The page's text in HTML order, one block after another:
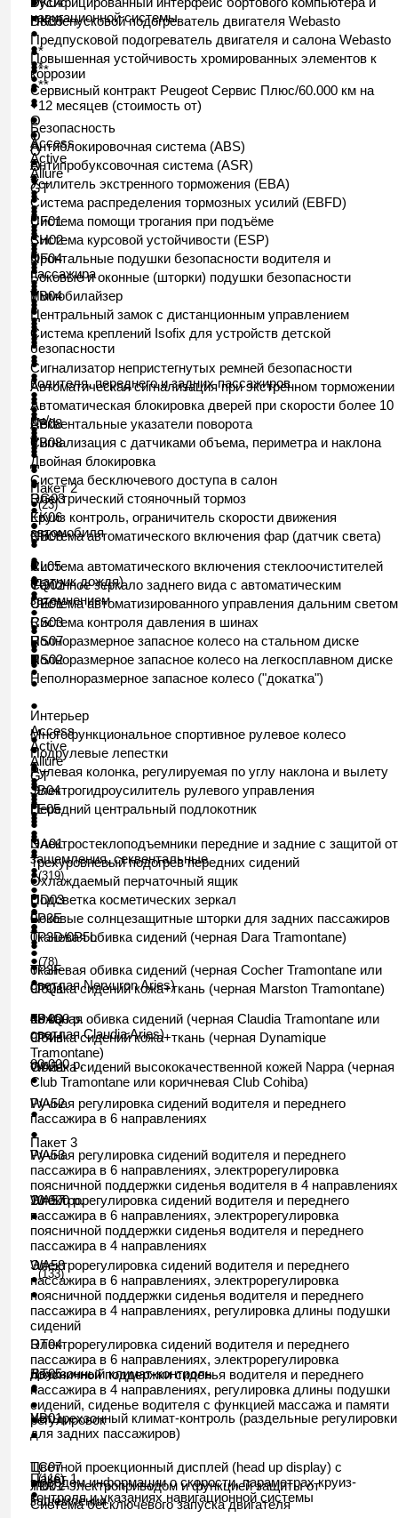
●
навигационной системы
●
●
●
●
Послепусковой подогреватель двигателя Webasto
●*
●*
DK09
Предпусковой подогреватель двигателя и салона Webasto
●**
●**
●
Повышенная устойчивость хромированных элементов к
коррозии
●
●
●
●
Сервисный контракт Peugeot Сервис Плюс/60.000 км на
+12 месяцев (стоимость от)
O
O
O
O
Безопасность
Access
Active
Allure
GT
Aнтиблокировочная система (ABS)
●
●
●
●
Антипробуксовочная система (ASR)
●
●
●
●
Усилитель экстренного торможения (EBA)
●
●
●
●
Система распределения тормозных усилий (EBFD)
●
●
●
●
Система помощи трогания при подъёме
●
●
●
●
UF01
Система курсовой устойчивости (ESP)
●
●
●
●
SH02
Фронтальные подушки безопасности водителя и
пассажира
●
●
●
●
NF04
Боковые и оконные (шторки) подушки безопасности
●
●
●
●
Иммобилайзер
●
●
●
●
VB04
Центральный замок с дистанционным управлением
●
●
●
●
Система креплений Isofix для устройств детской
безопасности
●
●
●
●
Сигнализатор непристегнутых ремней безопасности
водителя, переднего и задних пассажиров
●
●
●
●
Автоматическая сигнализация при экстренном торможении
●
●
●
●
Автоматическая блокировка дверей при скорости более 10
км/ч
●
●
●
●
Секвентальные указатели поворота
●
●
●
●
AB08
Сигнализация с датчиками объема, периметра и наклона
Пакет 2
●
VB08
Двойная блокировка
●(23)
●
Система бесключевого доступа в салон
●
●
Электрический стояночный тормоз
●
●
RG03
Круиз контроль, ограничитель скорости движения
автомобиля
●
●
●
EK06
Система автоматического включения фар (датчик света)
●
●
●
NB08
Система автоматического включения стеклоочистителей
(датчик дождя)
●
●
●
RL05
Салонное зеркало заднего вида с автоматическим
затемнением
●
●
●
YQ02
Система автоматизированного управления дальним светом
●
●
UE01
Система контроля давления в шинах
●
RS03
Полноразмерное запасное колесо на стальном диске
●
●
RS07
Полноразмерное запасное колесо на легкосплавном диске
●
RS02
Неполноразмерное запасное колесо ("докатка")
●
Интерьер
Access
Active
Allure
GT
Многофункциональное спортивное рулевое колесо
●
●
●
●
Подрулевые лепестки
●
●
●
●
Рулевая колонка, регулируемая по углу наклона и вылету
●
●
●
●
Электрогидроусилитель рулевого управления
●
●
●
●
JB04
Передний центральный подлокотник
●
●
●
●
LE05
Электростеклоподъемники передние и задние с защитой от
защемления, секвентальные
●
●
●
●
NA01
Трехуровневый подогрев передних сидений
●(319)
●
●
●
Охлаждаемый перчаточный ящик
●
●
●
●
Подсветка косметических зеркал
●
●
●
UD03
Боковые солнцезащитные шторки для задних пассажиров
●(78)
●
0P3E
Тканевая обивка сидений (черная Dara Tramontane)
●
0P3D/0P5L
Тканевая обивка сидений (черная Cocher Tramontane или
светлая Nervuron Aries)
●
0Р3F
Обивка сидений кожа+ткань (черная Marston Tramontane)
48 000 р.
0PQ1
Кожаная обивка сидений (черная Claudia Tramontane или
светлая Claudia Aries)
80 000 р.
●
0Р4Q
Обивка сидений кожа+ткань (черная Dynamique
Tramontane)
●
0P4H
Обивка сидений высококачественной кожей Nappa (черная
Club Tramontane или коричневая Club Cohiba)
Пакет 3
WA51
Ручная регулировка сидений водителя и переднего
пассажира в 6 направлениях
●
WA52
Ручная регулировка сидений водителя и переднего
пассажира в 6 направлениях, электрорегулировка
поясничной поддержки сиденья водителя в 4 направлениях
10 000 р.
●
WA53
Электрорегулировка сидений водителя и переднего
пассажира в 6 направлениях, электрорегулировка
поясничной поддержки сиденья водителя и переднего
пассажира в 4 направлениях
●(133)
●
WA57
Электрорегулировка сидений водителя и переднего
пассажира в 6 направлениях, электрорегулировка
поясничной поддержки сиденья водителя и переднего
пассажира в 4 направлениях, регулировка длины подушки
сидений
●
WA58
Электрорегулировка сидений водителя и переднего
пассажира в 6 направлениях, электрорегулировка
поясничной поддержки сиденья водителя и переднего
пассажира в 4 направлениях, регулировка длины подушки
сидений, сиденье водителя с функцией массажа и памяти
регулировок
●(116)
RT04
Двухзонный климат-контроль
●
●
●
●
RT05
Четырехзонный климат-контроль (раздельные регулировки
для задних пассажиров)
Пакет 1
●
YB01
Цветной проекционный дисплей (head up display) с
выводом информации о скорости, параметрах круиз-
контроля и указаниях навигационной системы
TC07
Люк с электроприводом и функцией защиты от
защемления
YD01
Система бесключевого запуска двигателя